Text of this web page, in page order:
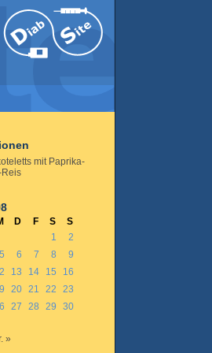
mit Paprika-
Reis
D F S
S
1
2
5 6 7 8
9
13 14 15
16
20 21 22
23
27 28 29
30
»